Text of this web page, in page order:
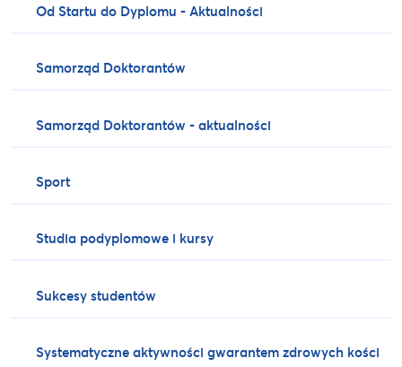
Od Startu do Dyplomu - Aktualności
Samorząd Doktorantów
Samorząd Doktorantów - aktualności
Sport
Studia podyplomowe i kursy
Sukcesy studentów
Systematyczne aktywności gwarantem zdrowych kości